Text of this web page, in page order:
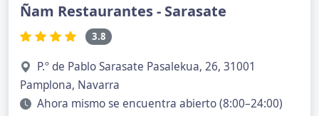
Ñam Restaurantes - Sarasate
3.8
P.º de Pablo Sarasate Pasalekua, 26, 31001
Pamplona, Navarra
Ahora mismo se encuentra abierto (8:00–24:00)